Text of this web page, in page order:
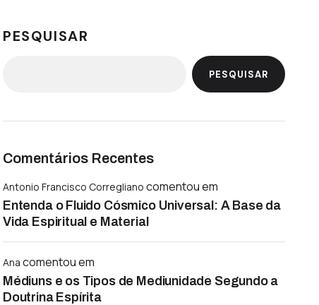
PESQUISAR
PESQUISAR
Comentários Recentes
Antonio Francisco Corregliano comentou em
Entenda o Fluido Cósmico Universal: A Base da
Vida Espiritual e Material
Ana comentou em
Médiuns e os Tipos de Mediunidade Segundo a
Doutrina Espírita